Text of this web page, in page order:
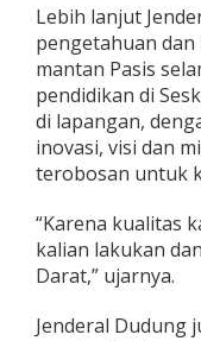
Lebih lanjut
pengetahuan
mantan Pasis
pendidikan di
di lapangan,
inovasi, visi dan
terobosan untuk
“Karena kualitas
kalian lakukan
Darat,” ujarnya.
Jenderal Dudung